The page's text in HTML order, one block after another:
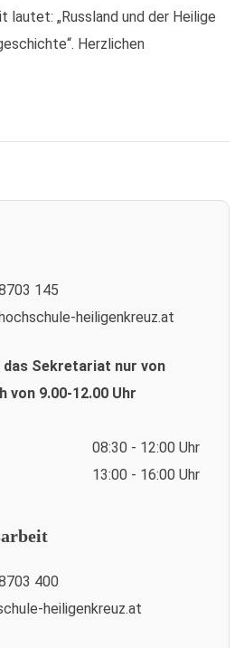
lautet: „Russland und der Heilige
Herzlichen
145
heiligenkreuz.at
das Sekretariat nur von
9.00-12.00 Uhr
08:30 - 12:00 Uhr
13:00 - 16:00 Uhr
400
heiligenkreuz.at